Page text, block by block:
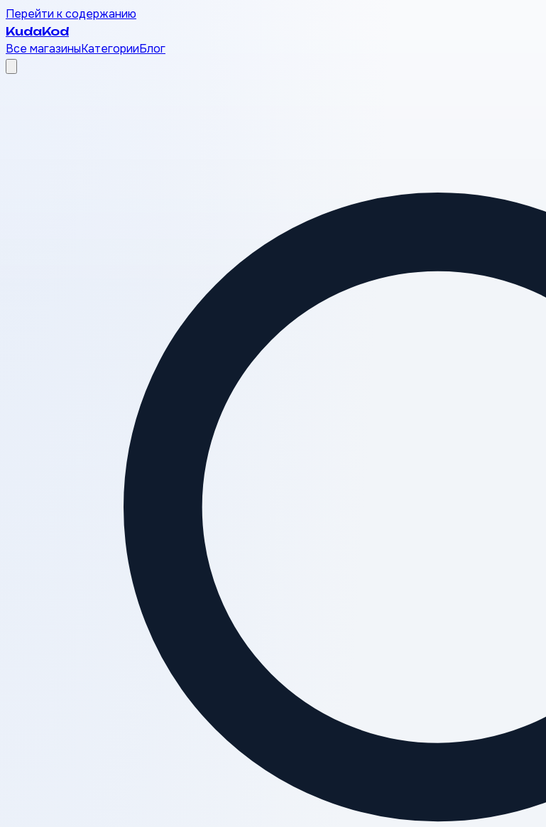
Перейти к содержанию
KudaKod
Все магазиныКатегорииБлог